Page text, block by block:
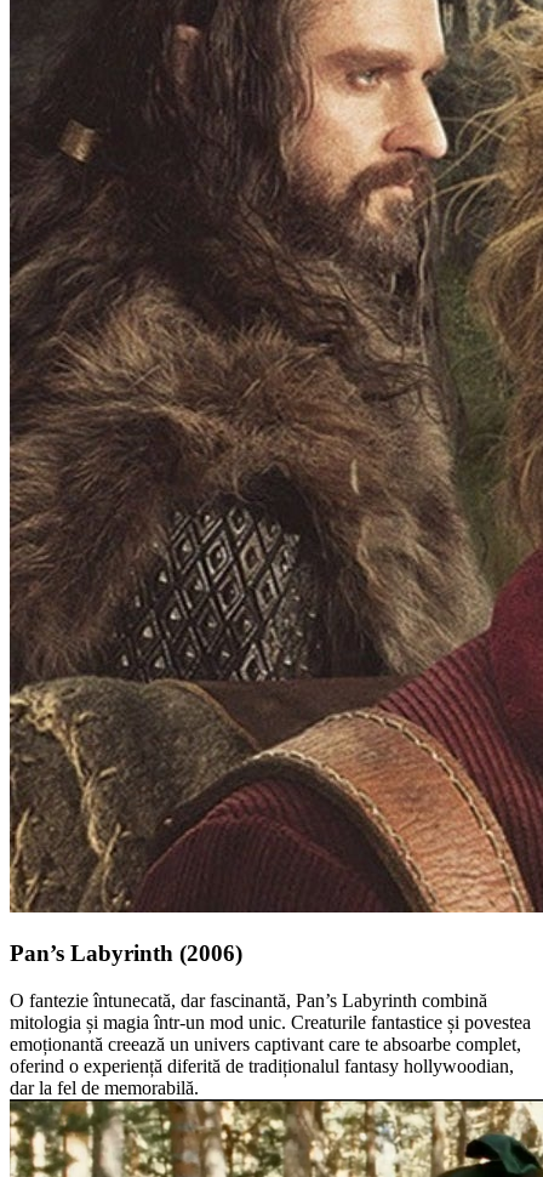
Pan’s Labyrinth (2006)
O fantezie întunecată, dar fascinantă, Pan’s Labyrinth combină
mitologia și magia într-un mod unic. Creaturile fantastice și povestea
emoționantă creează un univers captivant care te absoarbe complet,
oferind o experiență diferită de tradiționalul fantasy hollywoodian,
dar la fel de memorabilă.